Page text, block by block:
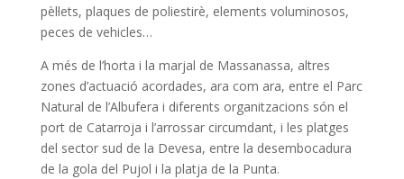
pèl·lets, plaques de poliestirè, elements voluminosos,
peces de vehicles…
A més de l’horta i la marjal de Massanassa, altres
zones d’actuació acordades, ara com ara, entre el Parc
Natural de l’Albufera i diferents organitzacions són el
port de Catarroja i l’arrossar circumdant, i les platges
del sector sud de la Devesa, entre la desembocadura
de la gola del Pujol i la platja de la Punta.